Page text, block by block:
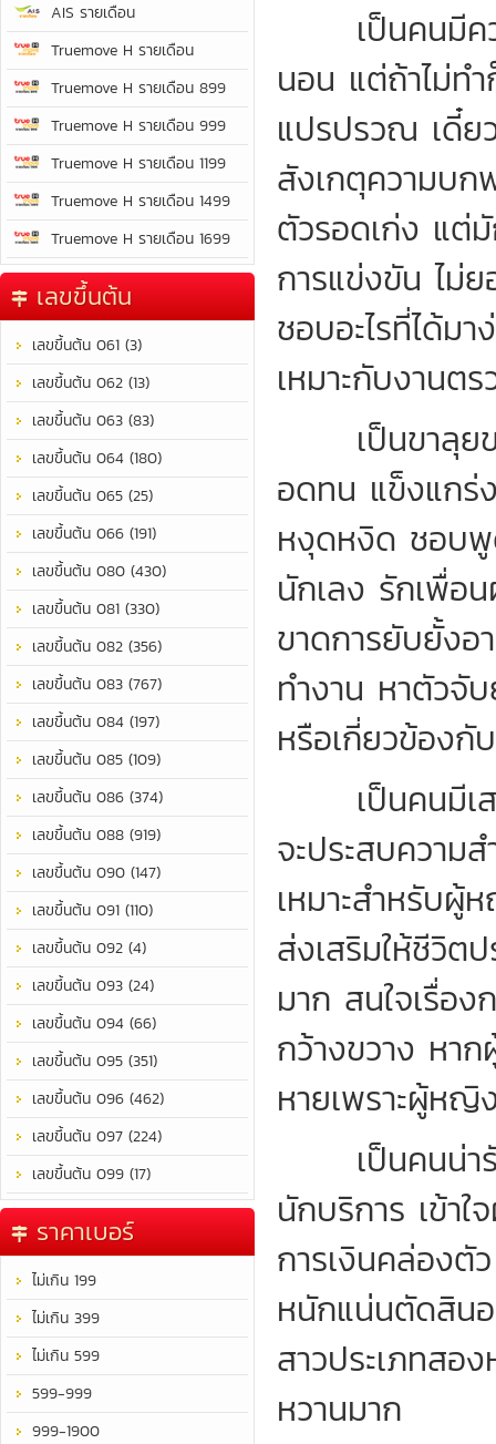
AIS รายเดือน
Truemove H รายเดือน
Truemove H รายเดือน 899
Truemove H รายเดือน 999
Truemove H รายเดือน 1199
Truemove H รายเดือน 1499
Truemove H รายเดือน 1699
เลขขึ้นต้น
เลขขึ้นต้น 061 (3)
เลขขึ้นต้น 062 (13)
เลขขึ้นต้น 063 (83)
เลขขึ้นต้น 064 (180)
เลขขึ้นต้น 065 (25)
เลขขึ้นต้น 066 (191)
เลขขึ้นต้น 080 (430)
เลขขึ้นต้น 081 (330)
เลขขึ้นต้น 082 (356)
เลขขึ้นต้น 083 (767)
เลขขึ้นต้น 084 (197)
เลขขึ้นต้น 085 (109)
เลขขึ้นต้น 086 (374)
เลขขึ้นต้น 088 (919)
เลขขึ้นต้น 090 (147)
เลขขึ้นต้น 091 (110)
เลขขึ้นต้น 092 (4)
เลขขึ้นต้น 093 (24)
เลขขึ้นต้น 094 (66)
เลขขึ้นต้น 095 (351)
เลขขึ้นต้น 096 (462)
เลขขึ้นต้น 097 (224)
เลขขึ้นต้น 099 (17)
ราคาเบอร์
ไม่เกิน 199
ไม่เกิน 399
ไม่เกิน 599
599-999
999-1900
เป็นคนมีควา
นอน แต่ถ้าไม่ท
แปรปรวณ เดี๋ย
สังเกตุความบก
ตัวรอดเก่ง แต่
การแข่งขัน ไม่ย
ชอบอะไรที่ได้ม
เหมาะกับงานต
เป็นขาลุยขอ
อดทน แข็งแกร่
หงุดหงิด ชอบพู
นักเลง รักเพื่อ
ขาดการยับยั้ง
ทำงาน หาตัวจั
หรือเกี่ยวข้อง
เป็นคนมีเสน่
จะประสบความ
เหมาะสำหรับ
ส่งเสริมให้ชีวิต
มาก สนใจเรื่อ
กว้างขวาง หาก
หายเพราะผู้หญิ
เป็นคนน่ารัก
นักบริการ เข้า
การเงินคล่องตั
หนักแน่นตัดสิน
สาวประเภทสอ
หวานมาก